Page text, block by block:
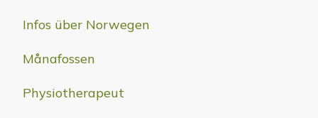
Infos über Norwegen
Månafossen
Physiotherapeut